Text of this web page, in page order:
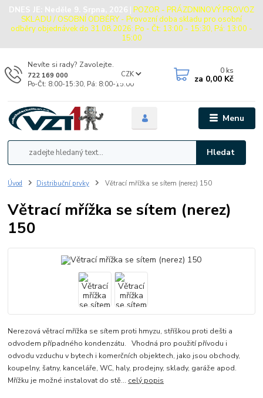
DNES JE: Neděle 9. Srpna, 2026 | POZOR - PRÁZDNINOVÝ PROVOZ
SKLADU / OSOBNÍ ODBĚRY - Provozní doba skladu pro osobní
odběry objednávek do 31.08.2026: Po - Čt: 13:00 - 15:30, Pá: 13:00 -
15:00
Menu
CZK
Hledat
Nevíte si rady? Zavolejte.
722 169 000
Po-Čt: 8:00-15:30, Pá: 8:00-15:00
0 ks
za 0,00 Kč
Úvod Distribuční prvky Větrací mřížka se sítem (nerez) 150
Větrací mřížka se sítem (nerez)
150
Nerezová větrací mřížka se sítem proti hmyzu, stříškou proti dešti a
odvodem případného kondenzátu. Vhodná pro použití přívodu i
odvodu vzduchu v bytech i komerčních objektech, jako jsou obchody,
koupelny, šatny, kanceláře, WC, haly, prodejny, sklady, garáže apod.
Mřížku je možné instalovat do stě... celý popis